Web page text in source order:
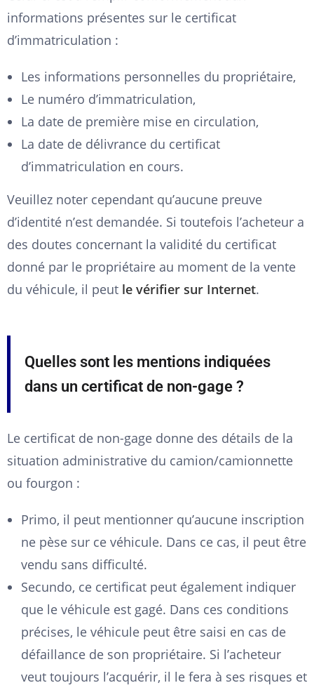
informations présentes sur le certificat
d’immatriculation :
Les informations personnelles du propriétaire,
Le numéro d’immatriculation,
La date de première mise en circulation,
La date de délivrance du certificat
d’immatriculation en cours.
Veuillez noter cependant qu’aucune preuve
d’identité n’est demandée. Si toutefois l’acheteur a
des doutes concernant la validité du certificat
donné par le propriétaire au moment de la vente
du véhicule, il peut le vérifier sur Internet.
Quelles sont les mentions indiquées
dans un certificat de non-gage ?
Le certificat de non-gage donne des détails de la
situation administrative du camion/camionnette
ou fourgon :
Primo, il peut mentionner qu’aucune inscription
ne pèse sur ce véhicule. Dans ce cas, il peut être
vendu sans difficulté.
Secundo, ce certificat peut également indiquer
que le véhicule est gagé. Dans ces conditions
précises, le véhicule peut être saisi en cas de
défaillance de son propriétaire. Si l’acheteur
veut toujours l’acquérir, il le fera à ses risques et